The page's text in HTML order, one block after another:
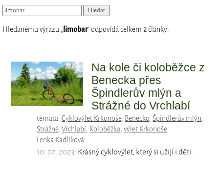
Hledanému výrazu „limobar“ odpovídá celkem 2 články:
Na kole či koloběžce z
Benecka přes
Špindlerův mlýn a
Strážné do Vrchlabí
témata:Cyklovýlet Krkonoše, Benecko,Špindlerův mlýn,
Strážné,Vrchlabí, Koloběžka,výlet Krkonoše
Lenka Kadlíková
10. 07. 2023: Krásný cyklovýlet, který si užijí i děti.